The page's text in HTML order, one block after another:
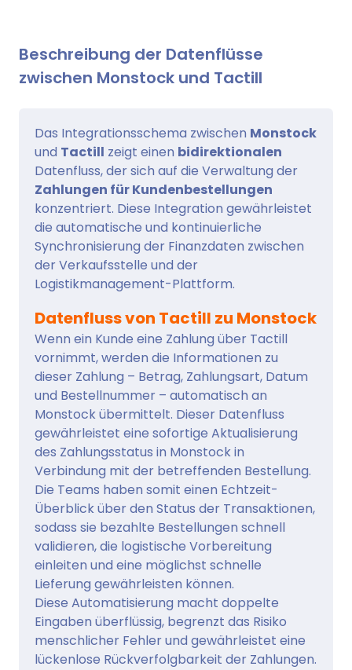
Beschreibung der Datenflüsse
zwischen Monstock und Tactill
Das Integrationsschema zwischen Monstock
und Tactill zeigt einen bidirektionalen
Datenfluss, der sich auf die Verwaltung der
Zahlungen für Kundenbestellungen
konzentriert. Diese Integration gewährleistet
die automatische und kontinuierliche
Synchronisierung der Finanzdaten zwischen
der Verkaufsstelle und der
Logistikmanagement-Plattform.
Datenfluss von Tactill zu Monstock
Wenn ein Kunde eine Zahlung über Tactill
vornimmt, werden die Informationen zu
dieser Zahlung – Betrag, Zahlungsart, Datum
und Bestellnummer – automatisch an
Monstock übermittelt. Dieser Datenfluss
gewährleistet eine sofortige Aktualisierung
des Zahlungsstatus in Monstock in
Verbindung mit der betreffenden Bestellung.
Die Teams haben somit einen Echtzeit-
Überblick über den Status der Transaktionen,
sodass sie bezahlte Bestellungen schnell
validieren, die logistische Vorbereitung
einleiten und eine möglichst schnelle
Lieferung gewährleisten können.
Diese Automatisierung macht doppelte
Eingaben überflüssig, begrenzt das Risiko
menschlicher Fehler und gewährleistet eine
lückenlose Rückverfolgbarkeit der Zahlungen.